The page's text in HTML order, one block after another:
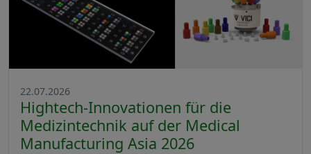
22.07.2026
Hightech-Innovationen für die
Medizintechnik auf der Medical
Manufacturing Asia 2026